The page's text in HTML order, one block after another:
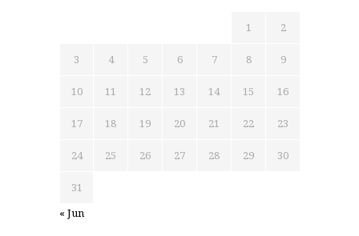
1 2
3 4 5 6 7 8 9
10 11 12 13 14 15 16
17 18 19 20 21 22 23
24 25 26 27 28 29 30
31
« Jun